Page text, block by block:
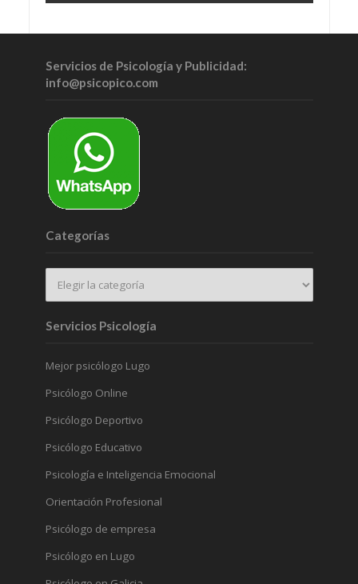
Servicios de Psicología y Publicidad:
info@psicopico.com
Categorías
Servicios Psicología
Mejor psicólogo Lugo
Psicólogo Online
Psicólogo Deportivo
Psicólogo Educativo
Psicología e Inteligencia Emocional
Orientación Profesional
Psicólogo de empresa
Psicólogo en Lugo